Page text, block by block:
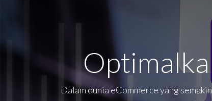
Dalam dunia eCommerce yang